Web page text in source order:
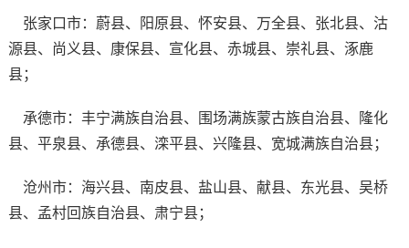
张家口市：蔚县、阳原县、怀安县、万全县、张北县、沽
源县、尚义县、康保县、宣化县、赤城县、崇礼县、涿鹿
县；
承德市：丰宁满族自治县、围场满族蒙古族自治县、隆化
县、平泉县、承德县、滦平县、兴隆县、宽城满族自治县；
沧州市：海兴县、南皮县、盐山县、献县、东光县、吴桥
县、孟村回族自治县、肃宁县；